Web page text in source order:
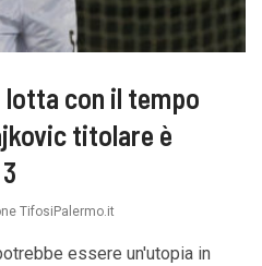
con il tempo
titolare è
TifosiPalermo.it
essere un'utopia in